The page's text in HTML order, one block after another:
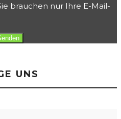
brauchen nur Ihre E-Mail-
UNS